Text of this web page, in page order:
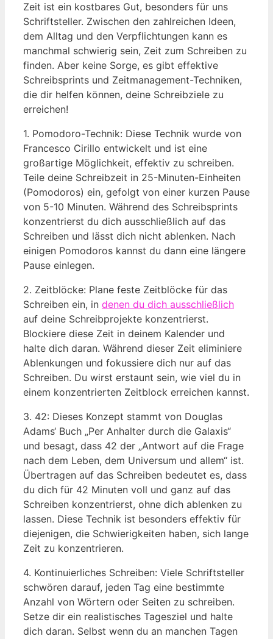
Zeit⁣ ist ‍ein kostbares Gut, besonders für uns
⁢Schriftsteller. Zwischen den zahlreichen Ideen,
dem Alltag und den Verpflichtungen ⁤kann es
manchmal schwierig sein, Zeit zum Schreiben zu
finden. Aber keine Sorge, es gibt​ effektive
Schreibsprints und Zeitmanagement-Techniken,
die⁢ dir helfen können, deine Schreibziele zu
‌erreichen!
1. ‌Pomodoro-Technik: ⁣Diese ⁤Technik wurde von
‌Francesco Cirillo entwickelt​ und ist eine
großartige Möglichkeit, effektiv zu schreiben.‍
Teile deine Schreibzeit in 25-Minuten-Einheiten
(Pomodoros) ein, gefolgt von einer kurzen Pause
von 5-10 Minuten. Während des Schreibsprints
konzentrierst du dich ausschließlich auf ⁢das
Schreiben und lässt dich ⁣nicht ablenken.​ Nach
einigen Pomodoros kannst‌ du dann eine längere
Pause einlegen.
2. Zeitblöcke: Plane feste Zeitblöcke für das
Schreiben ein, in denen du dich ⁣ausschließlich
auf deine Schreibprojekte konzentrierst.
Blockiere diese Zeit ‍in deinem Kalender ​und
halte dich daran. Während dieser Zeit eliminiere
Ablenkungen und fokussiere ⁤dich nur auf das
Schreiben.⁣ Du wirst erstaunt sein, wie viel du in⁤
einem konzentrierten Zeitblock erreichen kannst.
3. 42: Dieses​ Konzept stammt von Douglas
Adams‘ Buch „Per‌ Anhalter durch die​ Galaxis“
und‍ besagt, dass 42 der „Antwort⁤ auf die Frage
nach dem​ Leben, dem Universum und allem“ ist.
Übertragen auf das⁣ Schreiben bedeutet es, ⁤dass
du dich für⁤ 42 Minuten⁤ voll und ganz auf das
Schreiben konzentrierst, ohne dich ablenken zu
lassen. ‌Diese Technik ist besonders‍ effektiv für⁣
diejenigen, die Schwierigkeiten haben,‍ sich lange
Zeit zu konzentrieren.
4. Kontinuierliches Schreiben:⁢ Viele Schriftsteller
⁤schwören darauf, jeden Tag eine bestimmte
Anzahl von Wörtern oder Seiten zu⁣ schreiben.
Setze dir ein realistisches Tagesziel und halte
dich daran. Selbst wenn​ du an ⁣manchen Tagen